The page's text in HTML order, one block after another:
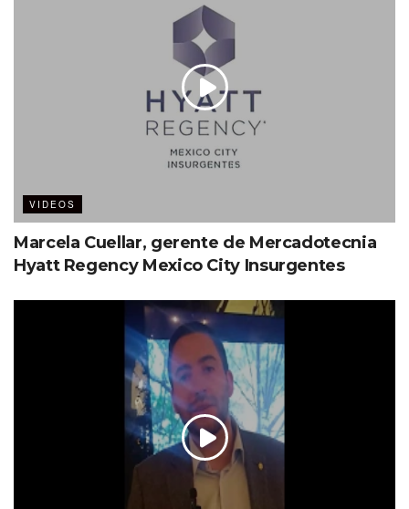
VIDEOS
Marcela Cuellar, gerente de Mercadotecnia
Hyatt Regency Mexico City Insurgentes